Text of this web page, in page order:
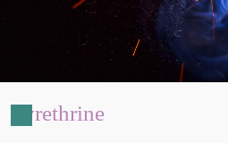
Pyrethrine